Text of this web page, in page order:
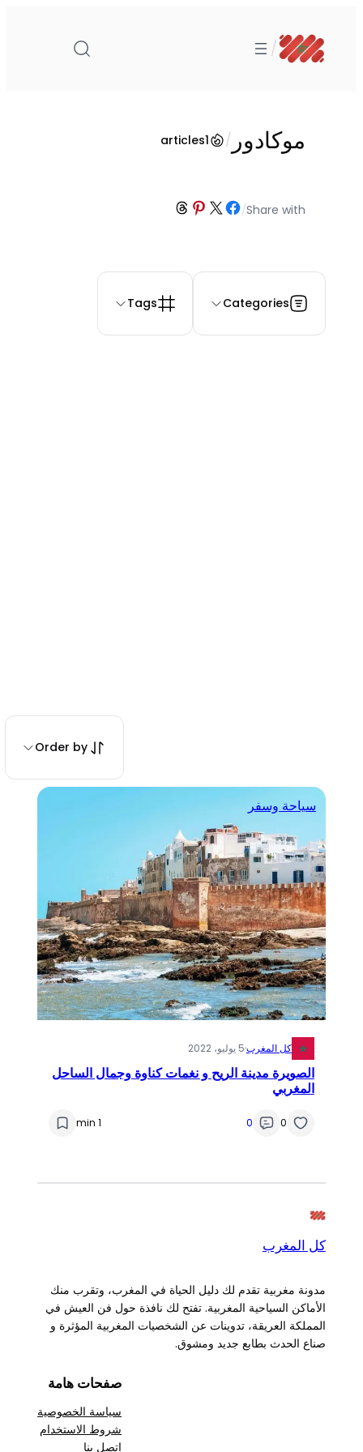
المحتوى
/
موكادور /
1
articles
Share with
/
Share on Facebook
Share on X
Share on Pinterest
Share on Threads
Categories
Tags
Order by
سياحة وسفر
كل المغرب·5 يوليو، 2022
الصويرة مدينة الريح و نغمات كناوة وجمال الساحل
المغربي
0
0
1 min
كل المغرب
مدونة مغربية تقدم لك دليل الحياة في المغرب، وتقرب منك
الأماكن السياحية المغربية. تفتح لك نافذة حول فن العيش في
المملكة العريقة، تدوينات عن الشخصيات المغربية المؤثرة و
صناع الحدث بطابع جديد ومشوق.
صفحات هامة
سياسة الخصوصية
شروط الاستخدام
اتصل بنا